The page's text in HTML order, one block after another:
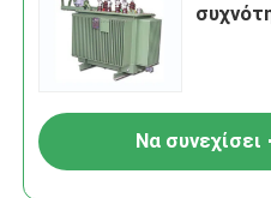
Να συνεχίσει